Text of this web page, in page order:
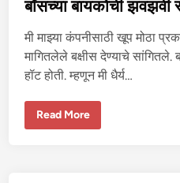
व
स्व
प्न
-
२
बॉसच्या बायकोची झवझवी
मी माझ्या कंपनीसाठी खूप मोठा
मागितलेले बक्षीस देण्याचे
हॉट होती. म्हणून मी धैर्य…
बॉ
Read More